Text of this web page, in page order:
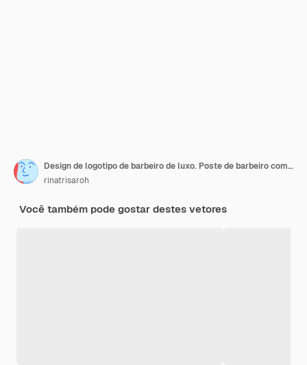
Design de logotipo de barbeiro de luxo. Poste de barbeiro com ícone de tesoura, perfeito para empresas de barbearia
rinatrisaroh
Você também pode gostar destes vetores